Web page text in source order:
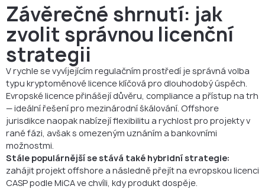
Závěrečné shrnutí: jak
zvolit správnou licenční
strategii
V rychle se vyvíjejícím regulačním prostředí je správná volba
typu kryptoměnové licence klíčová pro dlouhodobý úspěch.
Evropské licence přinášejí důvěru, compliance a přístup na trh
— ideální řešení pro mezinárodní škálování. Offshore
jurisdikce naopak nabízejí flexibilitu a rychlost pro projekty v
rané fázi, avšak s omezeným uznáním a bankovními
možnostmi.
Stále populárnější se stává také hybridní strategie:
zahájit projekt offshore a následně přejít na evropskou licenci
CASP podle MiCA ve chvíli, kdy produkt dospěje.